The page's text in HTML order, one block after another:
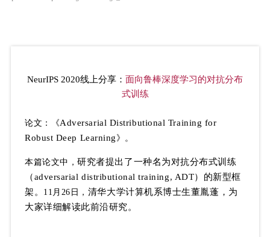
NeurIPS 2020线上分享： 面向鲁棒深度学习的对抗分布
式训练
论文：《Adversarial Distributional Training for
Robust Deep Learning 》。
本篇论文中，研究者提出了一种名为对抗分布式训练
（adversarial distributional training, ADT）的新型框
架。 11月26日 ， 清华大学计算机系博士生董胤蓬，为
大家详细解读此前沿研究。